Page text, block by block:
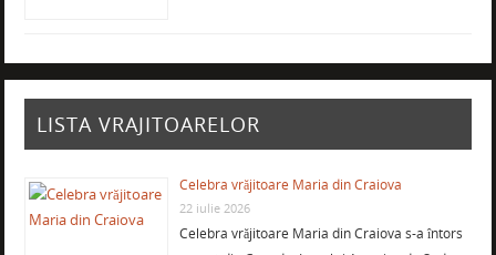
LISTA VRAJITOARELOR
Celebra vrăjitoare Maria din Craiova
22 iulie 2026
Celebra vrăjitoare Maria din Craiova s-a întors